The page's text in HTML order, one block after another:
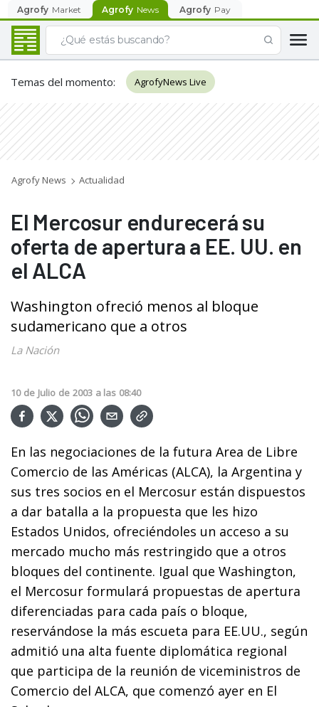
Agrofy Market Agrofy News Agrofy Pay
Temas del momento: AgrofyNews Live
Agrofy News Actualidad
El Mercosur endurecerá su
oferta de apertura a EE. UU. en
el ALCA
Washington ofreció menos al bloque
sudamericano que a otros
La Nación
10 de Julio de 2003 a las 08:40
En las negociaciones de la futura Area de Libre
Comercio de las Américas (ALCA), la Argentina y
sus tres socios en el Mercosur están dispuestos
a dar batalla a la propuesta que les hizo
Estados Unidos, ofreciéndoles un acceso a su
mercado mucho más restringido que a otros
bloques del continente. Igual que Washington,
el Mercosur formulará propuestas de apertura
diferenciadas para cada país o bloque,
reservándose la más escueta para EE.UU., según
admitió una alta fuente diplomática regional
que participa de la reunión de viceministros de
Comercio del ALCA, que comenzó ayer en El